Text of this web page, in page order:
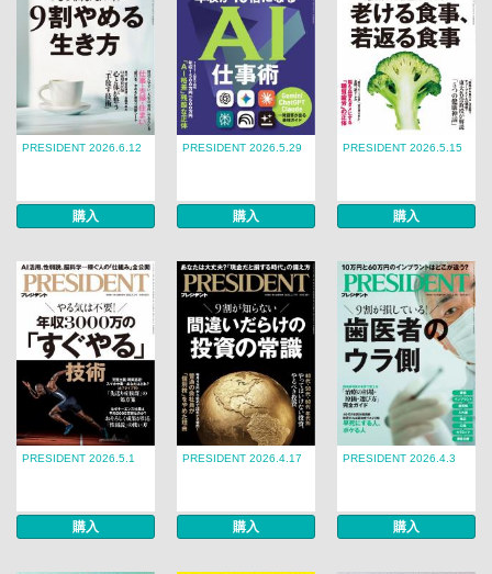
PRESIDENT 2026.6.12
購入
PRESIDENT 2026.5.29
購入
PRESIDENT 2026.5.15
購入
PRESIDENT 2026.5.1
購入
PRESIDENT 2026.4.17
購入
PRESIDENT 2026.4.3
購入